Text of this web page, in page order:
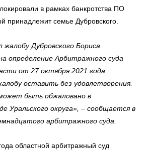
в рамках банкротства ПО
принадлежит семье Дубровского.
Дубровского Бориса
определение Арбитражного суда
от 27 октября 2021 года.
оставить без удовлетворения.
быть обжаловано в
Уральского округа», – сообщается в
арбитражного суда.
областной арбитражный суд